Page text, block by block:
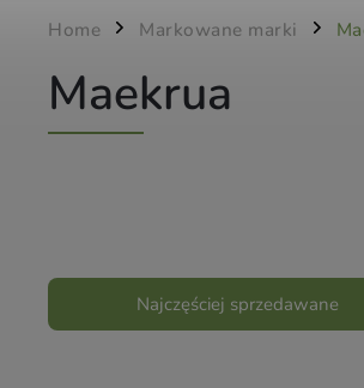
Home / Markowane marki /
Maekrua
Najczęściej sprzedawane